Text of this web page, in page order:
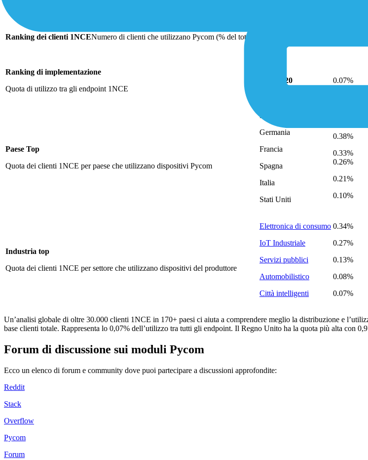
Ranking dei clienti 1NCENumero di clienti che utilizzano Pycom (% del totale)
Ranking di implementazione
Quota di utilizzo tra gli endpoint 1NCE
Top 11-20 0.07%
Paese Top
Quota dei clienti 1NCE per paese che utilizzano dispositivi Pycom
Regno Unito
Germania
Francia
Spagna
Italia
Stati Uniti
0.38%
0.33%
0.26%
0.21%
0.10%
Industria top
Quota dei clienti 1NCE per settore che utilizzano dispositivi del produttore
Elettronica di consumo
IoT Industriale
Servizi pubblici
Automobilistico
Città intelligenti
0.34%
0.27%
0.13%
0.08%
0.07%
Un’analisi globale di oltre 30.000 clienti 1NCE in 170+ paesi ci aiuta a comprendere meglio la distribuzione e
base clienti totale. Rappresenta lo 0,07% dell’utilizzo tra tutti gli endpoint. Il Regno Unito ha la quota più alta con
Forum di discussione sui moduli Pycom
Ecco un elenco di forum e community dove puoi partecipare a discussioni approfondite:
Reddit
Stack
Overflow
Pycom
Forum